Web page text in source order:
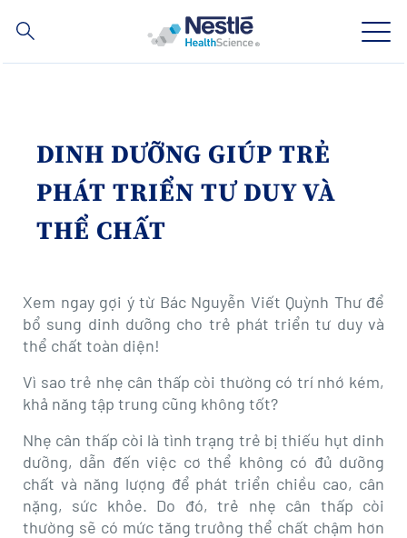
dung
tìm
kiếm
Thương hiệu
Về chúng tôi
Hợp tác & Đầu Tư
Contact
revamp
LIÊN HỆ
Social
revamp
v2
DINH DƯỠNG GIÚP TRẺ
PHÁT TRIỂN TƯ DUY VÀ
THỂ CHẤT
Xem ngay gợi ý từ Bác Nguyễn Viết Quỳnh Thư để
bổ sung dinh dưỡng cho trẻ phát triển tư duy và
thể chất toàn diện!
Vì sao trẻ nhẹ cân thấp còi thường có trí nhớ kém,
khả năng tập trung cũng không tốt?
Nhẹ cân thấp còi là tình trạng trẻ bị thiếu hụt dinh
dưỡng, dẫn đến việc cơ thể không có đủ dưỡng
chất và năng lượng để phát triển chiều cao, cân
nặng, sức khỏe. Do đó, trẻ nhẹ cân thấp còi
thường sẽ có mức tăng trưởng thể chất chậm hơn